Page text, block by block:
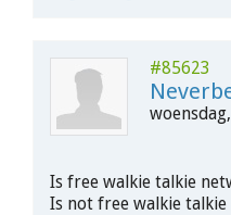
#85623
Is free walkie talkie
Is not free walkie